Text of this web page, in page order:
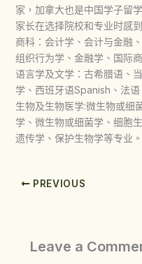
家，加拿大也是中国学子留
家长在选择院校和专业时感
商科：会计学、会计与金融
组织行为学、金融学、国际
语言学及文学：古希腊语、
学、西班牙语Spanish、法
生物及生物医学:微生物或细
学、微生物或细菌学、细胞
遗传学、保护生物学等专业。‍
PREVIOUS
Leave a